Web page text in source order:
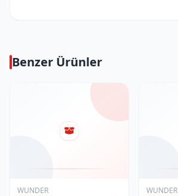
Benzer Ürünler
WUNDER WUNDER